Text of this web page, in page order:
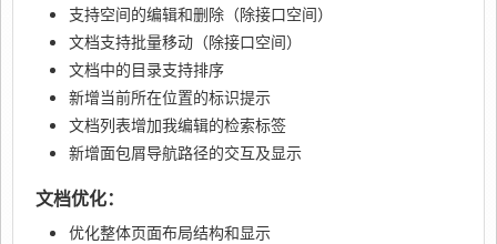
支持空间的编辑和删除（除接口空间）
文档支持批量移动（除接口空间）
文档中的目录支持排序
新增当前所在位置的标识提示
文档列表增加我编辑的检索标签
新增面包屑导航路径的交互及显示
文档优化：
优化整体页面布局结构和显示